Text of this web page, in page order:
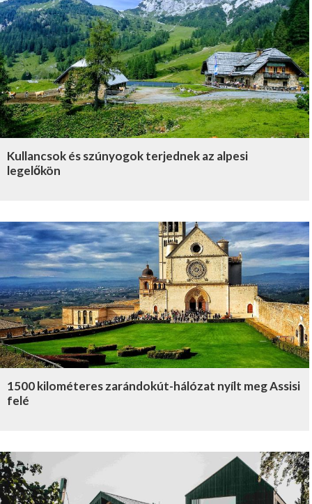
Kullancsok és szúnyogok terjednek az alpesi
legelőkön
1500 kilométeres zarándokút-hálózat nyílt meg Assisi
felé